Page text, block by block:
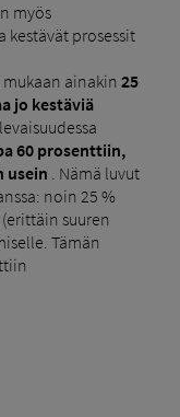
myös
kestävät prosessit
ainakin 25
jo kestäviä
60 prosenttiin,
usein . Nämä luvut
noin 25 %
suuren
Tämän